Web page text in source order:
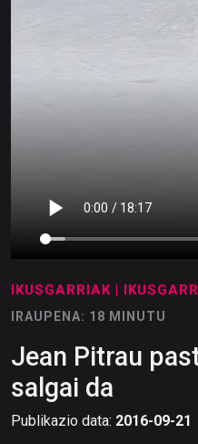
IKUSGARRIAK |
IRAUPENA: 18 MINUTU
Jean Pitrau
salgai da
Publikazio data: 2016-09-21